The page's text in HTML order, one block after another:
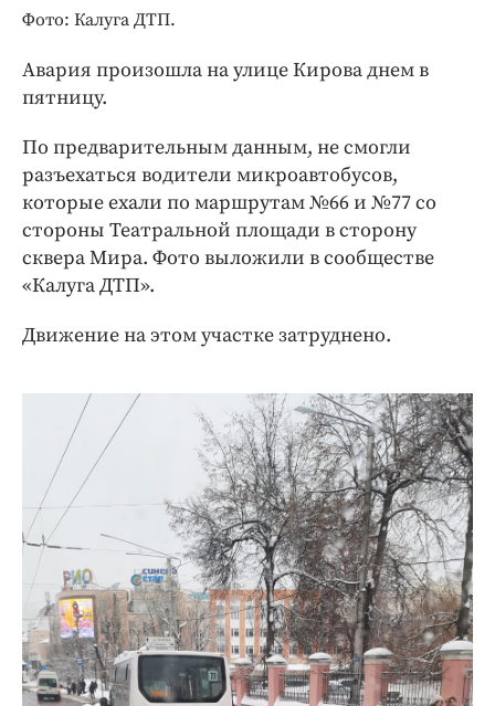
Издания
Медиаперсона
Клиника года
Бренд года
Работодатель года
Фото: Калуга ДТП.
Авария произошла на улице Кирова днем в
пятницу.
По предварительным данным, не смогли
разъехаться водители микроавтобусов,
которые ехали по маршрутам №66 и №77 со
стороны Театральной площади в сторону
сквера Мира. Фото выложили в сообществе
«Калуга ДТП».
Движение на этом участке затруднено.